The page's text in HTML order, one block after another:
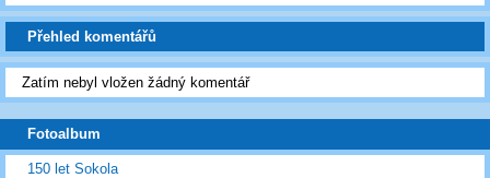
Přehled komentářů
Zatím nebyl vložen žádný komentář
Fotoalbum
150 let Sokola